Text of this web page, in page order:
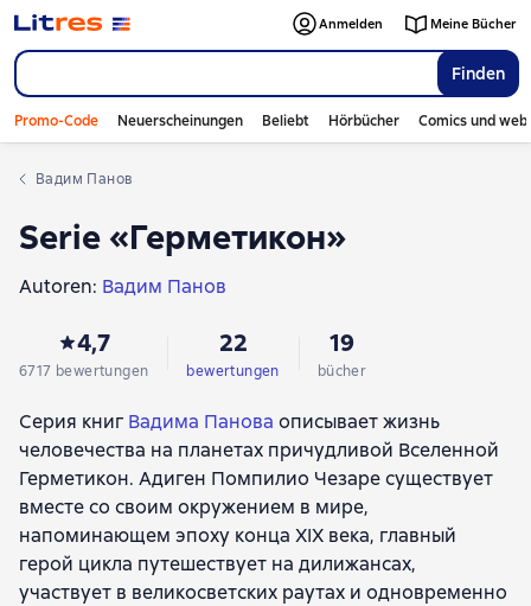
Finden
Anmelden Meine Bücher
Promo-Code Neuerscheinungen Beliebt Hörbücher Comics und
Вадим Панов
Serie «Герметикон»
Autoren: Вадим Панов
4,7
6717 bewertungen
22
bewertungen
19
bücher
Серия книг Вадима Панова описывает жизнь
человечества на планетах причудливой Вселенной
Герметикон. Адиген Помпилио Чезаре существует
вместе со своим окружением в мире,
напоминающем эпоху конца XIX века, главный
герой цикла путешествует на дилижансах,
участвует в великосветских раутах и одновременно